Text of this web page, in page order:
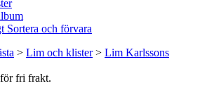
Sortera och förvara
> Lim och klister> Lim Karlssons
fri frakt.